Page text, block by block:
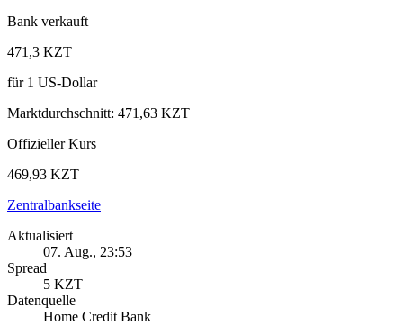
Bank verkauft
471,3 KZT
für1 US‑Dollar
Marktdurchschnitt: 471,63 KZT
Offizieller Kurs
469,93 KZT
Zentralbankseite
Aktualisiert
07. Aug., 23:53
Spread
5 KZT
Datenquelle
Home Credit Bank